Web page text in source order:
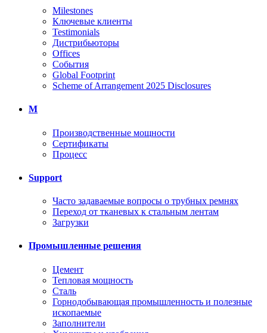
Milestones
Ключевые клиенты
Testimonials
Дистрибьюторы
Offices
События
Global Footprint
Scheme of Arrangement 2025 Disclosures
M
Производственные мощности
Сертификаты
Процесс
Support
Часто задаваемые вопросы о трубных ремнях
Переход от тканевых к стальным лентам
Загрузки
Промышленные решения
Цемент
Тепловая мощность
Сталь
Горнодобывающая промышленность и полезные
ископаемые
Заполнители